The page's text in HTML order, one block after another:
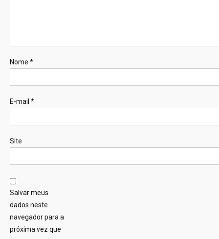
Nome *
E-mail *
Site
Salvar meus
dados neste
navegador para a
próxima vez que